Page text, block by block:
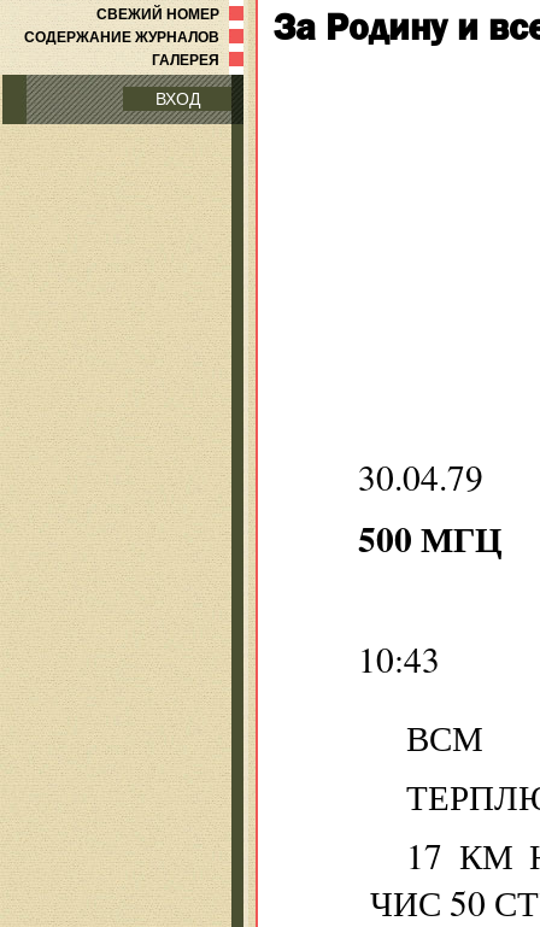
СВЕЖИЙ НОМЕР
СОДЕРЖАНИЕ ЖУРНАЛОВ
ГАЛЕРЕЯ
ВХОД
За Родину и
30.04.79
500 МГЦ
10:43
ВСМ
17 КМ
ЧИС 50